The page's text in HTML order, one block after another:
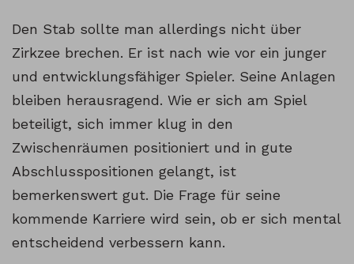
Den Stab sollte man allerdings nicht über
Zirkzee brechen. Er ist nach wie vor ein junger
und entwicklungsfähiger Spieler. Seine Anlagen
bleiben herausragend. Wie er sich am Spiel
beteiligt, sich immer klug in den
Zwischenräumen positioniert und in gute
Abschlusspositionen gelangt, ist
bemerkenswert gut. Die Frage für seine
kommende Karriere wird sein, ob er sich mental
entscheidend verbessern kann.